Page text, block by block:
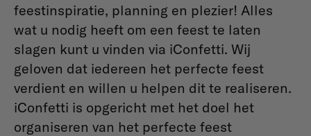
feestinspiratie, planning en plezier! Alles
wat u nodig heeft om een feest te laten
slagen kunt u vinden via iConfetti. Wij
geloven dat iedereen het perfecte feest
verdient en willen u helpen dit te realiseren.
iConfetti is opgericht met het doel het
organiseren van het perfecte feest